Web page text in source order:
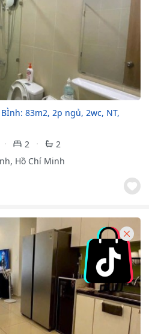
83m2, 2p ngủ, 2wc, NT,
2
2
Hồ Chí Minh